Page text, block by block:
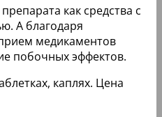
как средства с
А благодаря
медикаментов
побочных эффектов.